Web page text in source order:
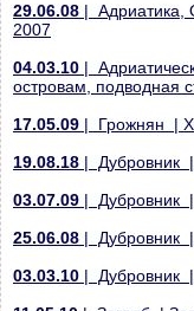
29.06.08 | Адриатика,
2007
04.03.10 |
островам, подводная
17.05.09 | Грожнян |
19.08.18 | Дубровник |
03.07.09 | Дубровник
25.06.08 | Дубровник
03.03.10 | Дубровник |